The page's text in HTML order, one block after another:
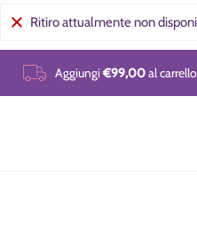
numero media 1 miniatura
Ritiro attualmente non
Aggiungi€99,00al